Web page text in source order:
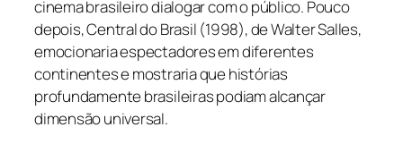
cinema brasileiro dialogar com o público. Pouco
depois,Central do Brasil (1998), de Walter Salles,
emocionaria espectadores em diferentes
continentes e mostraria que histórias
profundamente brasileiras podiam alcançar
dimensão universal.